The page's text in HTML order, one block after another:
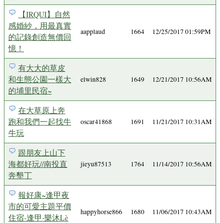
【IRQUI】自然
感婚紗，用最真實
的記錄創造無價回
憶！
aapplaud 1664 12/25/2017 01:59PM
有大大的草皮
和生態公園一樣大
的埔里民宿~
elwin828 1649 12/21/2017 10:56AM
在大草原上奔
跑和我們一起找牛
牛玩
oscar41868 1691 11/21/2017 10:31AM
跟朋友上山下
海都好玩//南投直
奔墾丁
jieyu87513 1764 11/14/2017 10:56AM
報好康~逢甲夜
市的可愛主題平價
住宿-逢甲‧樂沐Lè
happyhorse866 1680 11/06/2017 10:43AM